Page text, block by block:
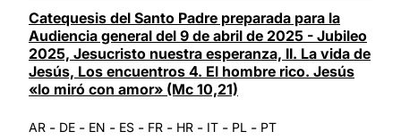
Catequesis del Santo Padre preparada para la
Audiencia general del 9 de abril de 2025 - Jubileo
2025, Jesucristo nuestra esperanza, II. La vida de
Jesús, Los encuentros 4. El hombre rico. Jesús
«lo miró con amor» (Mc 10,21)
AR - DE - EN - ES - FR - HR - IT - PL - PT